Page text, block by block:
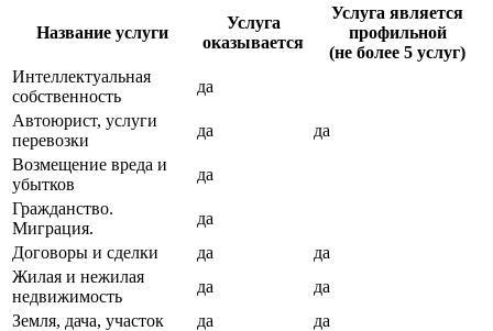
Название услуги
Услуга
оказывается
Услуга является
профильной
(не более 5 услуг)
Интеллектуальная
собственность
да
Автоюрист, услуги
перевозки
да
да
Возмещение вреда и
убытков
да
Гражданство.
Миграция.
да
Договоры и сделки
да
да
Жилая и нежилая
недвижимость
да
да
Земля, дача, участок
да
да